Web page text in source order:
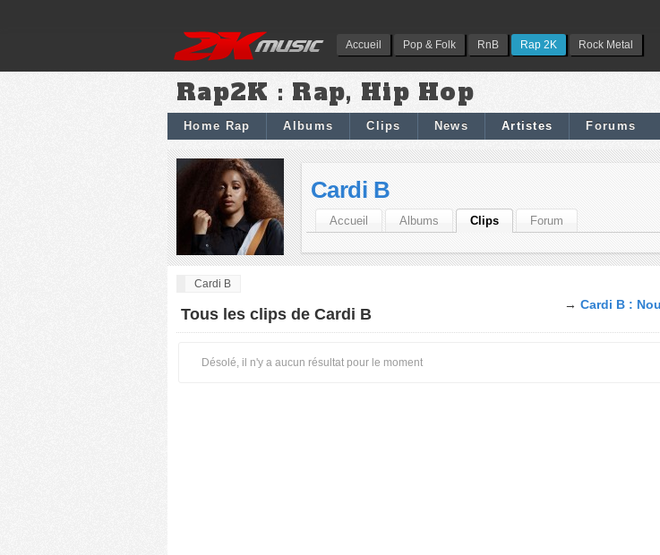
Accueil Pop & Folk RnB Rap 2K Rock Metal
Rap2K : Rap, Hip Hop
Home Rap Albums Clips News Artistes Forums
Cardi B
Accueil Albums Clips Forum
Cardi B
→ Cardi B :
Tous les clips de Cardi B
Désolé, il n'y a aucun résultat pour le moment